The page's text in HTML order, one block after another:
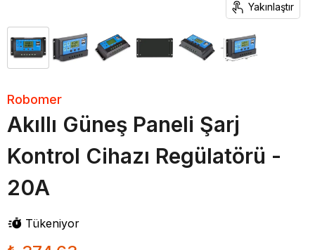
Yakınlaştır
Robomer
Akıllı Güneş Paneli Şarj
Kontrol Cihazı Regülatörü -
20A
Tükeniyor